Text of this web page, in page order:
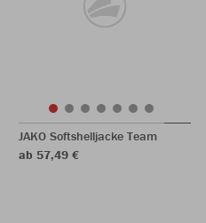
JAKO Softshelljacke Team
ab 57,49 €